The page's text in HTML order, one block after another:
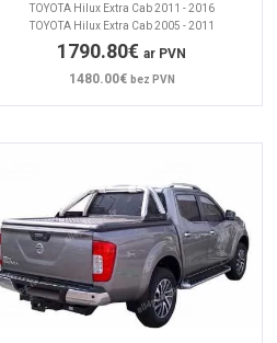
TOYOTA Hilux Extra Cab 2011 - 2016
TOYOTA Hilux Extra Cab 2005 - 2011
1790.80€ar PVN
1480.00€ bez PVN